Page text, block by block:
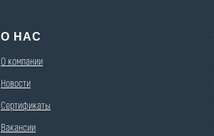
О НАС
О компании
Новости
Сертификаты
Вакансии